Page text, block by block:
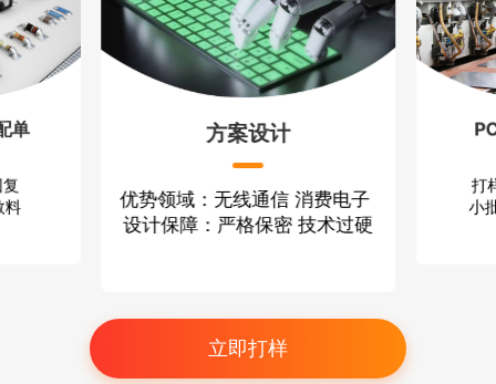
单
料
方案设计
优势领域：无线通信 消费电子
设计保障：严格保密 技术过硬
打
小
立即打样